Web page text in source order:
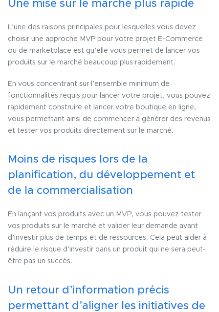
Une mise sur le marché plus rapide
L’une des raisons principales pour lesquelles vous devez
choisir une approche MVP pour votre projet E-Commerce
ou de marketplace est qu’elle vous permet de lancer vos
produits sur le marché beaucoup plus rapidement.
En vous concentrant sur l’ensemble minimum de
fonctionnalités requis pour lancer votre projet, vous pouvez
rapidement construire et lancer votre boutique en ligne,
vous permettant ainsi de commencer à générer des revenus
et tester vos produits directement sur le marché.
Moins de risques lors de la
planification, du développement et
de la commercialisation
En lançant vos produits avec un MVP, vous pouvez tester
vos produits sur le marché et valider leur demande avant
d’investir plus de temps et de ressources. Cela peut aider à
réduire le risque d’investir dans un produit qui ne sera peut-
être pas un succès.
Un retour d’information précis
permettant d’aligner les initiatives de